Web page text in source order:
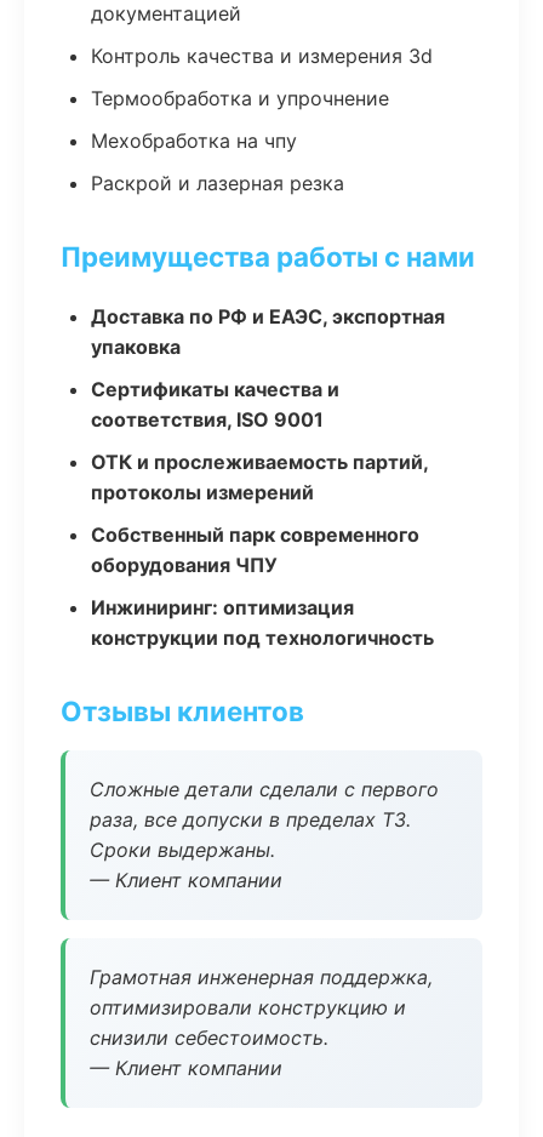
документацией
Контроль качества и измерения 3d
Термообработка и упрочнение
Мехобработка на чпу
Раскрой и лазерная резка
Преимущества работы с нами
Доставка по РФ и ЕАЭС, экспортная
упаковка
Сертификаты качества и
соответствия, ISO 9001
ОТК и прослеживаемость партий,
протоколы измерений
Собственный парк современного
оборудования ЧПУ
Инжиниринг: оптимизация
конструкции под технологичность
Отзывы клиентов
Сложные детали сделали с первого
раза, все допуски в пределах ТЗ.
Сроки выдержаны.
— Клиент компании
Грамотная инженерная поддержка,
оптимизировали конструкцию и
снизили себестоимость.
— Клиент компании